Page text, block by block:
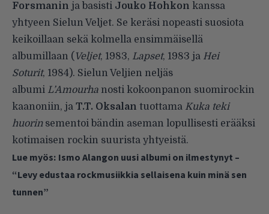
Forsmanin ja basisti Jouko Hohkon kanssa
yhtyeen Sielun Veljet. Se keräsi nopeasti suosiota
keikoillaan sekä kolmella ensimmäisellä
albumillaan ( Veljet, 1983, Lapset, 1983 ja Hei
Soturit, 1984). Sielun Veljien neljäs
albumi L’Amourha nosti kokoonpanon suomirockin
kaanoniin, ja T.T. Oksalan tuottama Kuka teki
huorinsementoi bändin aseman lopullisesti erääksi
kotimaisen rockin suurista yhtyeistä.
Lue myös: Ismo Alangon uusi albumi on ilmestynyt –
“Levy edustaa rockmusiikkia sellaisena kuin minä sen
tunnen”